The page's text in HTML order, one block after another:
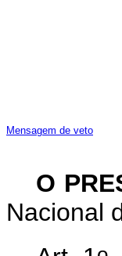
Mensagem de veto
O
Nacional